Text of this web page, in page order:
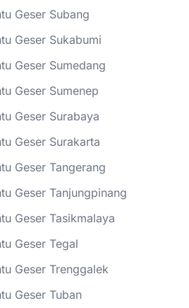
Geser Subang
Geser Sukabumi
Geser Sumedang
Geser Sumenep
Geser Surabaya
Geser Surakarta
Geser Tangerang
Geser Tanjungpinang
Geser Tasikmalaya
Geser Tegal
Geser Trenggalek
Geser Tuban